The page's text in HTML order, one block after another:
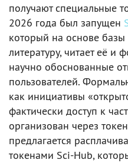
получают специальные
2026 года был запущен
который на основе
литературу, читает её и
научно обоснованные
пользователей.
как инициативы
фактически доступ к
организован через
предлагается
токенами Sci‑Hub,